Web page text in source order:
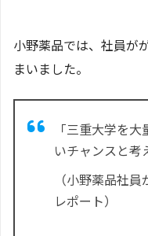
小野薬品では、社員が
まいました。
「三重大学を
いチャンスと考
（小野薬品社
レポート）